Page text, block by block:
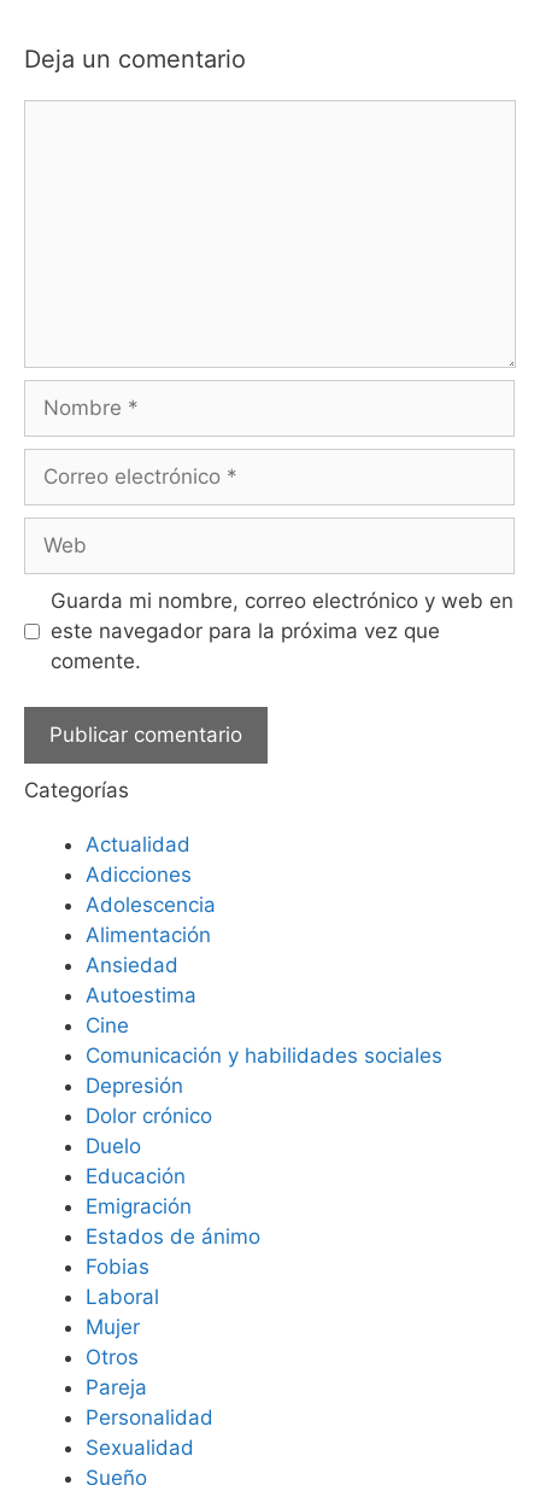
Deja un comentario
Guarda mi nombre, correo electrónico y web en
este navegador para la próxima vez que
comente.
Categorías
Actualidad
Adicciones
Adolescencia
Alimentación
Ansiedad
Autoestima
Cine
Comunicación y habilidades sociales
Depresión
Dolor crónico
Duelo
Educación
Emigración
Estados de ánimo
Fobias
Laboral
Mujer
Otros
Pareja
Personalidad
Sexualidad
Sueño